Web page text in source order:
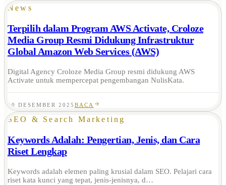
News
Terpilih dalam Program AWS Activate, Croloze
Media Group Resmi Didukung Infrastruktur
Global Amazon Web Services (AWS)
Digital Agency Croloze Media Group resmi didukung AWS
Activate untuk mempercepat pengembangan NulisKata.
20 DESEMBER 2025 BACA
SEO & Search Marketing
Keywords Adalah: Pengertian, Jenis, dan Cara
Riset Lengkap
Keywords adalah elemen paling krusial dalam SEO. Pelajari cara
riset kata kunci yang tepat, jenis-jenisnya, d…